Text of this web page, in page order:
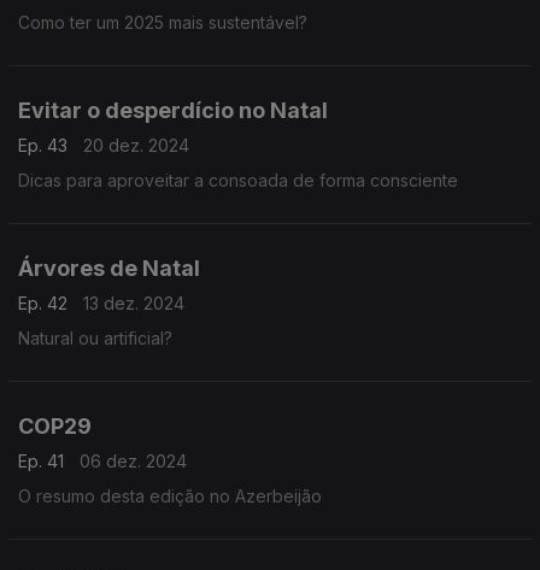
Como ter um 2025 mais sustentável?
Evitar o desperdício no Natal
Ep. 43
20 dez. 2024
Dicas para aproveitar a consoada de forma consciente
Árvores de Natal
Ep. 42
13 dez. 2024
Natural ou artificial?
COP29
Ep. 41
06 dez. 2024
O resumo desta edição no Azerbeijão